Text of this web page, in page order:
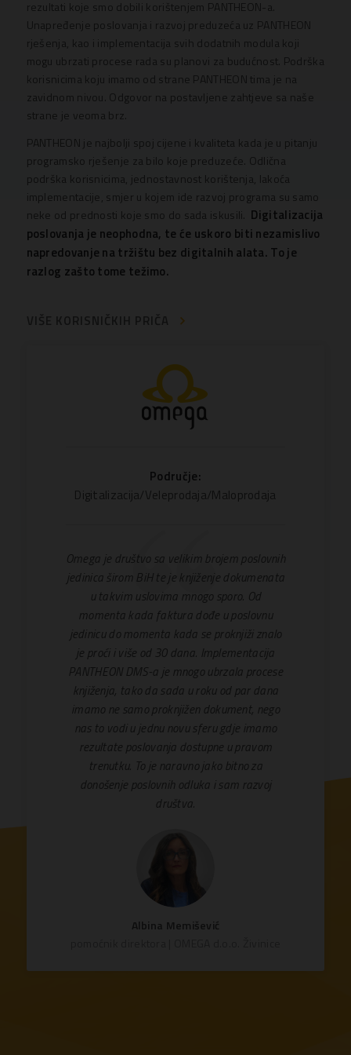
rezultati koje smo dobili korištenjem PANTHEON-a.
Unapređenje poslovanja i razvoj preduzeća uz PANTHEON
rješenja, kao i implementacija svih dodatnih modula koji
mogu ubrzati procese rada su planovi za budućnost. Podrška
korisnicima koju imamo od strane PANTHEON tima je na
zavidnom nivou. Odgovor na postavljene zahtjeve sa naše
strane je veoma brz.
PANTHEON je najbolji spoj cijene i kvaliteta kada je u pitanju
programsko rješenje za bilo koje preduzeće. Odlična
podrška korisnicima, jednostavnost korištenja, lakoća
implementacije, smjer u kojem ide razvoj programa su samo
neke od prednosti koje smo do sada iskusili. Digitalizacija
poslovanja je neophodna, te će uskoro biti nezamislivo
napredovanje na tržištu bez digitalnih alata. To je
razlog zašto tome težimo.
Područje:
Digitalizacija/Veleprodaja/Maloprodaja
Omega je društvo sa velikim brojem poslovnih
jedinica širom BiH te je knjiženje dokumenata
u takvim uslovima mnogo sporo. Od
momenta kada faktura dođe u poslovnu
jedinicu do momenta kada se proknjiži znalo
je proći i više od 30 dana. Implementacija
PANTHEON DMS-a je mnogo ubrzala procese
knjiženja, tako da sada u roku od par dana
imamo ne samo proknjižen dokument, nego
nas to vodi u jednu novu sferu gdje imamo
rezultate poslovanja dostupne u pravom
trenutku. To je naravno jako bitno za
donošenje poslovnih odluka i sam razvoj
društva.
Albina Memišević